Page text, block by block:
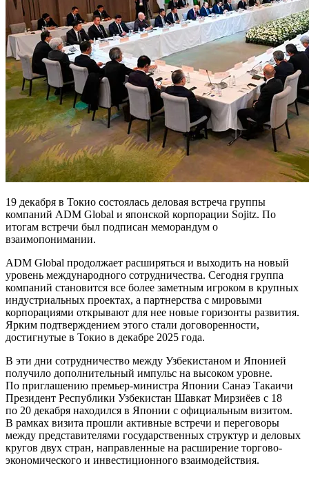
19 декабря в Токио состоялась деловая встреча группы
компаний ADM Global и японской корпорации Sojitz. По
итогам встречи был подписан меморандум о
взаимопонимании.
ADM Global продолжает расширяться и выходить на новый
уровень международного сотрудничества. Сегодня группа
компаний становится все более заметным игроком в крупных
индустриальных проектах, а партнерства с мировыми
корпорациями открывают для нее новые горизонты развития.
Ярким подтверждением этого стали договоренности,
достигнутые в Токио в декабре 2025 года.
В эти дни сотрудничество между Узбекистаном и Японией
получило дополнительный импульс на высоком уровне.
По приглашению премьер-министра Японии Санаэ Такаичи
Президент Республики Узбекистан Шавкат Мирзиёев с 18
по 20 декабря находился в Японии с официальным визитом.
В рамках визита прошли активные встречи и переговоры
между представителями государственных структур и деловых
кругов двух стран, направленные на расширение торгово-
экономического и инвестиционного взаимодействия.